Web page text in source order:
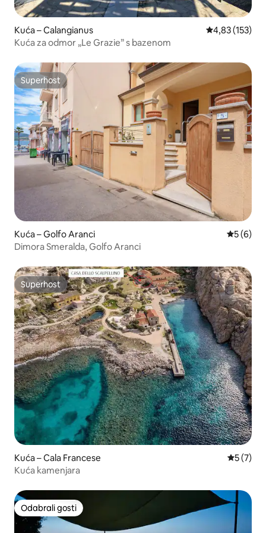
Kuća – Calangianus Prosječna
4,83 (153)
Kuća za odmor „Le Grazie” s bazenom
Superhost
Superhost
Kuća – Golfo Aranci
5 (6)
Dimora Smeralda, Golfo Aranci
Superhost
Superhost
Kuća – Cala Francese
5 (7)
Kuća kamenjara
Odabrali gosti
Odabrali gosti